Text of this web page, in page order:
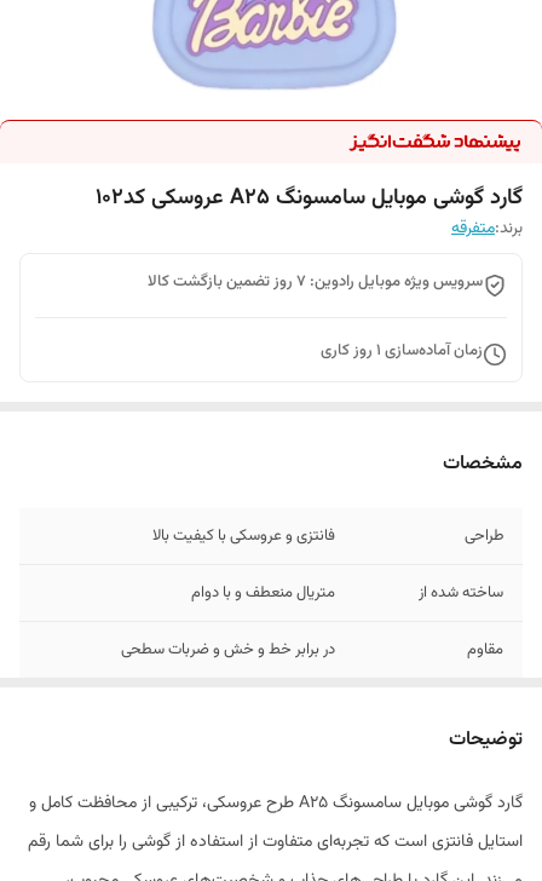
گارد گوشی موبایل سامسونگ A25 عروسکی کد102
برند:متفرقه
سرویس ویژه موبایل رادوین: 7 روز تضمین بازگشت کالا
زمان آماده‌سازی 1 روز کاری
مشخصات
طراحی فانتزی و عروسکی با کیفیت بالا
ساخته شده از متریال منعطف و با دوام
مقاوم در برابر خط و خش و ضربات سطحی
توضیحات
گارد گوشی موبایل سامسونگ A25 طرح عروسکی، ترکیبی از محافظت کامل و
استایل فانتزی است که تجربه‌ای متفاوت از استفاده از گوشی را برای شما رقم